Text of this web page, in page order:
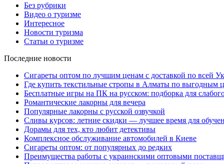
Без рубрики
Видео о туризме
Интересное
Новости туризма
Статьи о туризме
Последние новости
Сигареты оптом по лучшим ценам с доставкой по всей
Где купить текстильные стропы в Алматы по выгодным
Бесплатные игры на ПК на русском: подборка для
Романтические лакорны для вечера
Популярные лакорны с русской озвучкой
Сливы курсов: летние скидки — лучшее время для
Дорамы для тех, кто любит детективы
Комплексное обслуживание автомобилей в Киеве
Сигареты оптом: от популярных до редких
Преимущества работы с украинскими оптовыми